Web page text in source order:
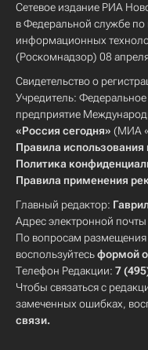
Сетевое издание РИА
в Федеральной службе по
информационных
(Роскомнадзор) 08
Свидетельство о
Учредитель: Федеральное
предприятие
«Россия сегодня» (МИА
Правила
Политика
Правила применения
Главный редактор:
Адрес электронной
По вопросам
воспользуйтесьформой
Телефон Редакции: 7
Чтобы связаться с
замеченных ошибках,
связи.